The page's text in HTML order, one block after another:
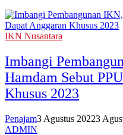
IKN Nusantara
Imbangi
Hamdam Sebut
Khusus 2023
Penajam3 Agustus 20223
ADMIN